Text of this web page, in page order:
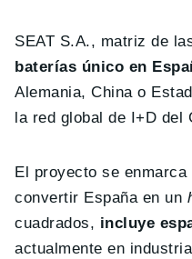
SEAT S.A., matriz de
baterías único en
Alemania, China o
la red global de I+D
El proyecto se
convertir España en un
cuadrados, incluye
actualmente en